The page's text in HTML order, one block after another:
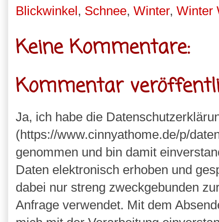
Blickwinkel, Schnee, Winter, Winter
Keine Kommentare:
Kommentar
Ja, ich habe die
(https://www.cinnyathome.de/p/
genommen und bin damit
Daten elektronisch erhoben und
dabei nur streng zweckgebunden
Anfrage verwendet. Mit dem